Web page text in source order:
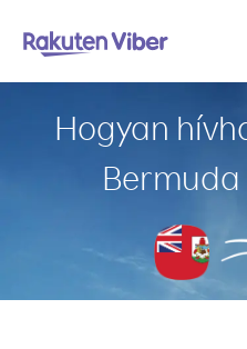
Hogyan